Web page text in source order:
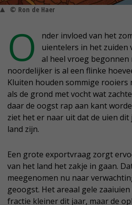
© Ron de Haer
O
nder invloed van het
uientelers in het zuiden
al heel vroeg begonnen
noordelijker is al een flinke
Kluiten houden sommige rooiers
als de grond met vocht wat
daar de oogst rap aan kant
ziet het er naar uit dat de uien
land zijn.
Een grote exportvraag zorgt
van het land het zakje in gaan.
meegenomen nu naar
geoogst. Het areaal gele
fractie kleiner dit jaar, maar de